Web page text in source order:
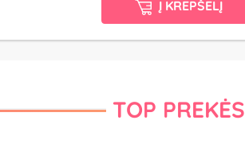
Į KREPŠELĮ
TOP PREKĖS